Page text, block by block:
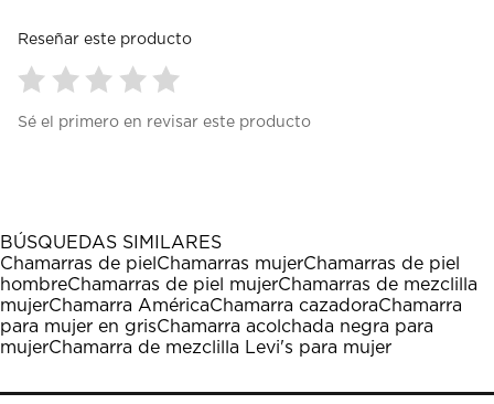
Reseñar este producto
para
1
estrella
Esta
acción
abrirá
el
formulario
envío.
para
estrellas.
Esta
acción
abrirá
el
formulario
envío.
para
estrellas.
Esta
acción
abrirá
el
formulario
envío.
para
estrellas.
Esta
acción
abrirá
el
formulario
envío.
para
estrellas.
Esta
acción
abrirá
el
formulario
envío.
Sé el primero en revisar este producto
BÚSQUEDAS SIMILARES
Chamarras de piel Chamarras mujerChamarras de piel
hombreChamarras de piel mujerChamarras de mezclilla
mujerChamarra AméricaChamarra cazadoraChamarra
para mujer en grisChamarra acolchada negra para
mujerChamarra de mezclilla Levi's para mujer